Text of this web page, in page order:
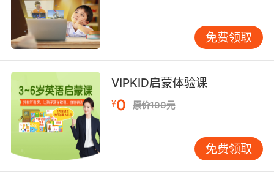
式，但必须建立在学科知识上，通过科学、合理
的规划进行英语启蒙，而不是东学学、西看看，
导致学习内容不够系统，从而每次都是重头再来
的学习。
只要避开以上6点关于学前儿童英语启蒙教育的误
区，相信孩子们能够通过正确的、合理的、科学
的英语学习获得知识与快乐。
免费领取
VIPKID启蒙体验课
¥0 原价100元
免费领取